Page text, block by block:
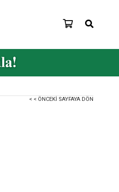
< < ÖNCEKI SAYFAYA DÖN